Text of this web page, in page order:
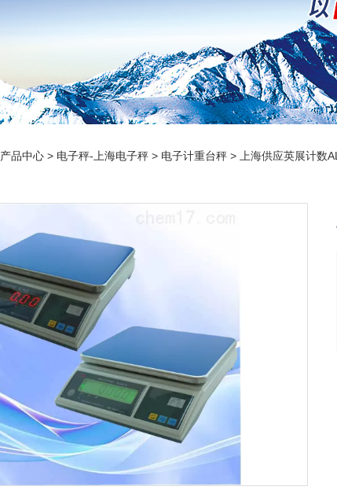
产品中心 > 电子秤-上海电子秤 > 电子计重台秤 > 上海供应英展计数